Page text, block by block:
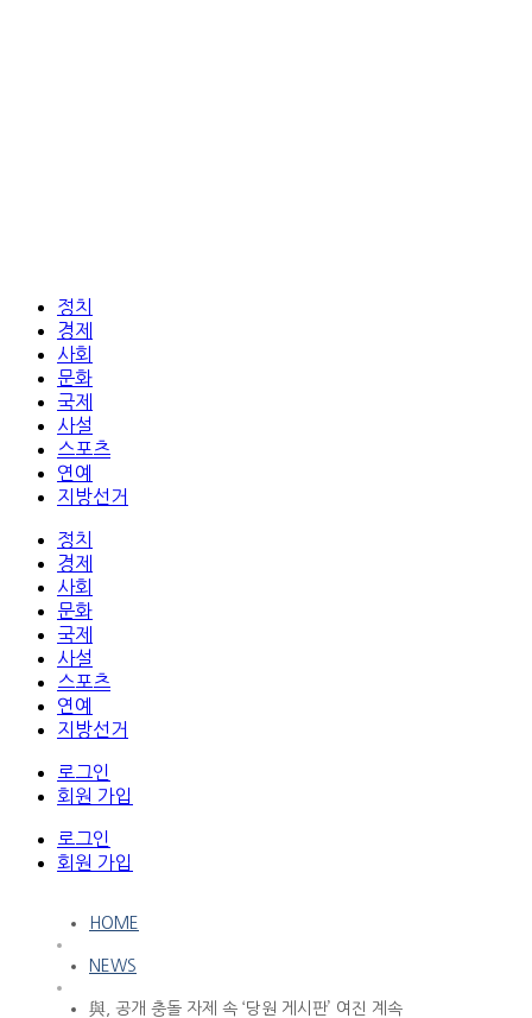
정치
경제
사회
문화
국제
사설
스포츠
연예
지방선거
정치
경제
사회
문화
국제
사설
스포츠
연예
지방선거
로그인
회원 가입
로그인
회원 가입
HOME
NEWS
與, 공개 충돌 자제 속 ‘당원 게시판’ 여진 계속